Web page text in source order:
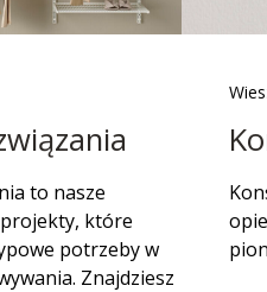
to nasze
które
potrzeby w
Znajdziesz